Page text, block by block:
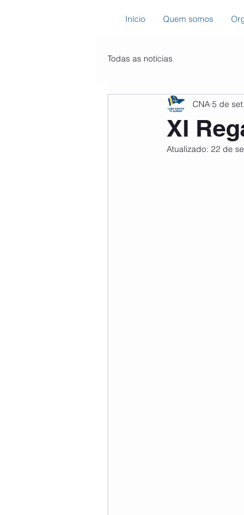
Início Quem somos
Todas as notícias
XI
CNA 5 de
Atualizado: 22 de